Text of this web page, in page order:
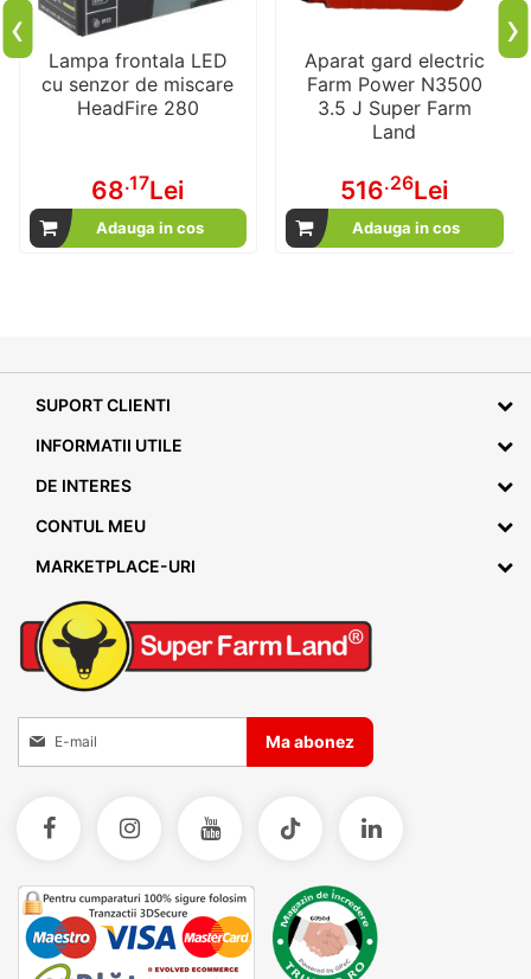
Lampa frontala LED
cu senzor de miscare
HeadFire 280
68.17Lei
Adauga in cos
Aparat gard electric
Farm Power N3500
3.5 J Super Farm
Land
516.26Lei
Adauga in cos
‹ ›
SUPORT CLIENTI
INFORMATII UTILE
DE INTERES
CONTUL MEU
MARKETPLACE-URI
Inscrieti-va la Buletinele noastre informative
Ma abonez